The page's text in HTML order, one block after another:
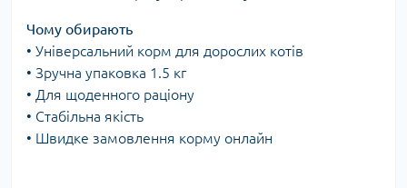
Чому обирають
• Універсальний корм для дорослих котів
• Зручна упаковка 1.5 кг
• Для щоденного раціону
• Стабільна якість
• Швидке замовлення корму онлайн